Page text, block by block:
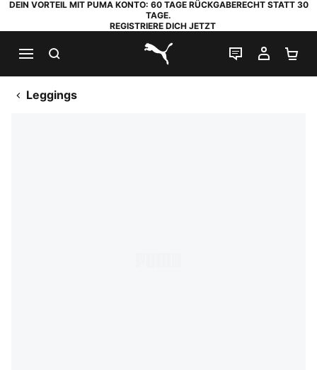
DEIN VORTEIL MIT PUMA KONTO: 60 TAGE RÜCKGABERECHT STATT 30
TAGE.
REGISTRIERE DICH JETZT
PUMA.com
LIVE-CHAT
MEIN
Leggings